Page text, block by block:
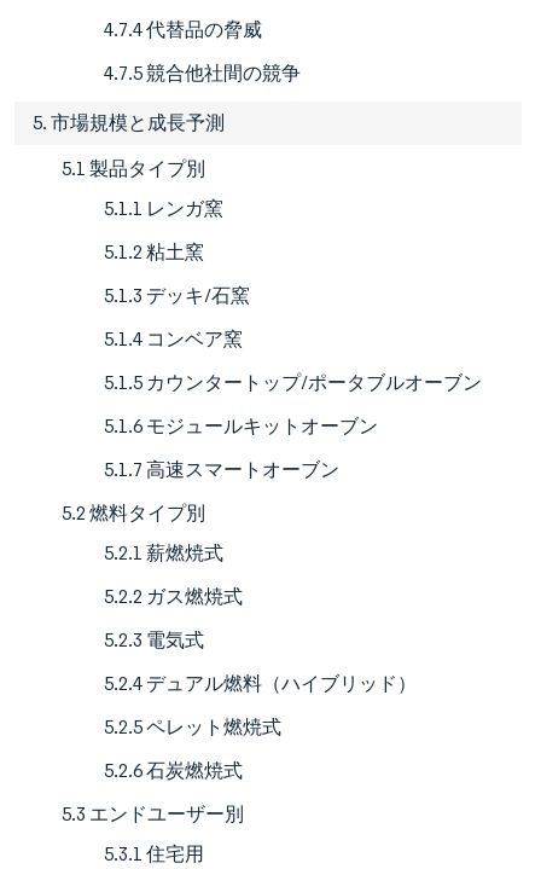
4.7.4 代替品の脅威
4.7.5 競合他社間の競争
5. 市場規模と成長予測
5.1 製品タイプ別
5.1.1 レンガ窯
5.1.2 粘土窯
5.1.3 デッキ/石窯
5.1.4 コンベア窯
5.1.5 カウンタートップ/ポータブルオーブン
5.1.6 モジュールキットオーブン
5.1.7 高速スマートオーブン
5.2 燃料タイプ別
5.2.1 薪燃焼式
5.2.2 ガス燃焼式
5.2.3 電気式
5.2.4 デュアル燃料（ハイブリッド）
5.2.5 ペレット燃焼式
5.2.6 石炭燃焼式
5.3 エンドユーザー別
5.3.1 住宅用